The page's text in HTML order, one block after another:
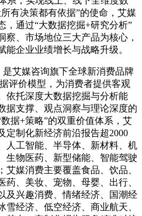
有决策都有依据”的使命，艾媒
，通过“大数据挖掘+研究分析”
察、市场地位三大产品为核心，
能企业业绩增长与战略升级。
是艾媒咨询旗下全球新消费品牌
评价模型，为消费者提供客观
依托深度大数据挖掘与分析能
据支撑、观点洞察与理论深度的
据+策略”的双重价值体系，艾
定制化新经济前沿报告超2000
人工智能、半导体、新材料、机
生物医药、新型储能、智能驾驶
媒消费主要覆盖食品、饮品、
、美妆、宠物、母婴、出行、
及兴趣消费、情绪经济、国潮经
经济、低空经济、商业航天、